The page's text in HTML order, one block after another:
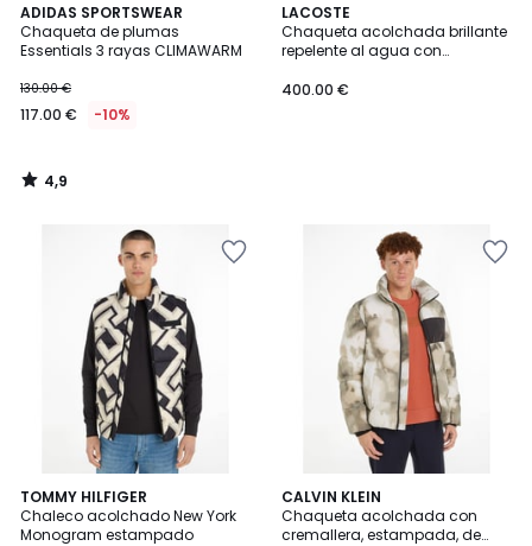
ADIDAS SPORTSWEAR
Chaqueta de plumas
Essentials 3 rayas CLIMAWARM
130.00 €
117.00 € -10%
4,9
/ 5
4,9
/
LACOSTE
Chaqueta acolchada brillante
repelente al agua con
400.00 €
TOMMY HILFIGER
Chaleco acolchado New York
Monogram estampado
CALVIN KLEIN
Chaqueta acolchada con
cremallera, estampada, de